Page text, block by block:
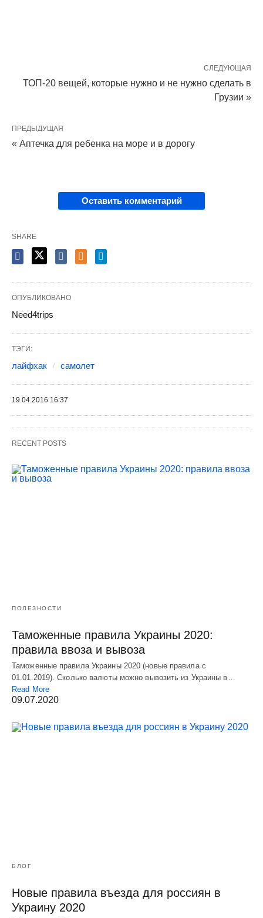
СЛЕДУЮЩАЯ
ТОП-20 вещей, которые нужно и не нужно сделать в
Грузии »
ПРЕДЫДУЩАЯ
« Аптечка для ребенка на море и в дорогу
Оставить комментарий
SHARE
ОПУБЛИКОВАНО
Need4trips
ТЭГИ:
лайфхак самолет
19.04.2016 16:37
RECENT POSTS
ПОЛЕЗНОСТИ
Таможенные правила Украины 2020:
правила ввоза и вывоза
Таможенные правила Украины 2020 (новые правила с
01.01.2019). Сколько валюты можно вывозить из Украины в…
Read More
09.07.2020
БЛОГ
Новые правила въезда для россиян в
Украину 2020